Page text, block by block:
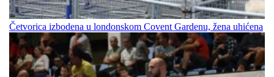
Četvorica izbodena u londonskom Covent Gardenu, žena uhićena